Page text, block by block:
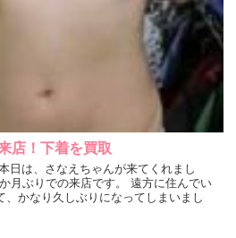
店！下着を買取
日は、さなえちゃんが来てくれまし
月ぶりでの来店です。 遠方に住んでい
、かなり久しぶりになってしまいまし